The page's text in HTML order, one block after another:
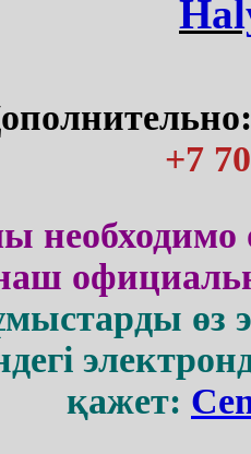
+7
необходимо
өз
қажет: